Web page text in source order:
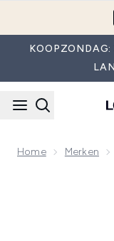
Home Merken